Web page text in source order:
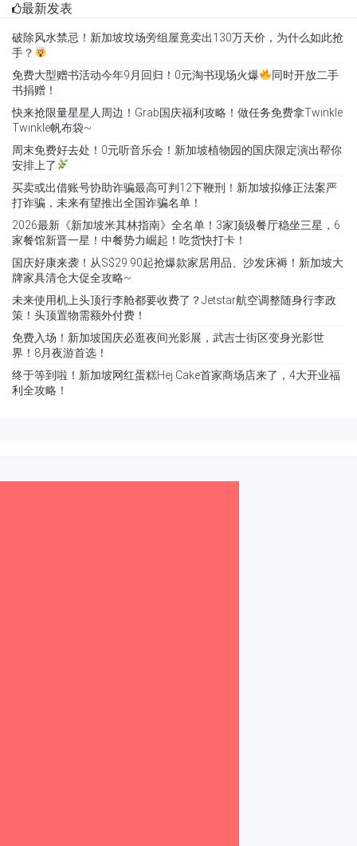
最新发表
破除风水禁忌！新加坡坟场旁组屋竟卖出130万天价，为什么如此抢
手？
免费大型赠书活动今年9月回归！0元淘书现场火爆
同时开放二手
书捐赠！
快来抢限量星星人周边！Grab国庆福利攻略！做任务免费拿Twinkle
Twinkle帆布袋~
周末免费好去处！0元听音乐会！新加坡植物园的国庆限定演出帮你
安排上了
买卖或出借账号协助诈骗最高可判12下鞭刑！新加坡拟修正法案严
打诈骗，未来有望推出全国诈骗名单！
2026最新《新加坡米其林指南》全名单！3家顶级餐厅稳坐三星，6
家餐馆新晋一星！中餐势力崛起！吃货快打卡！
国庆好康来袭！从S$29.90起抢爆款家居用品、沙发床褥！新加坡大
牌家具清仓大促全攻略~
未来使用机上头顶行李舱都要收费了？Jetstar航空调整随身行李政
策！头顶置物需额外付费！
免费入场！新加坡国庆必逛夜间光影展，武吉士街区变身光影世
界！8月夜游首选！
终于等到啦！新加坡网红蛋糕Hej Cake首家商场店来了，4大开业福
利全攻略！